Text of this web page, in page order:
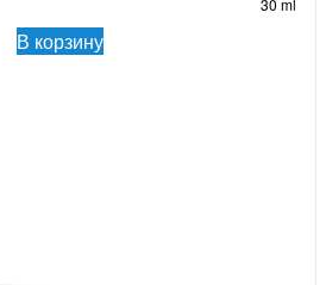
30 ml
В корзину